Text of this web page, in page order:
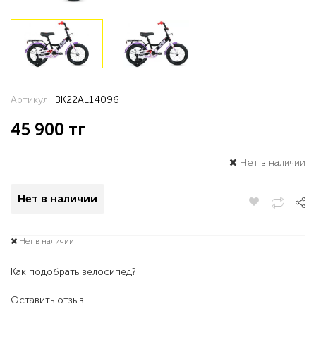
Оставить отзыв
Артикул: IBK22AL14096
45 900 тг
Нет в наличии
Нет в наличии
Нет в наличии
Как подобрать велосипед?